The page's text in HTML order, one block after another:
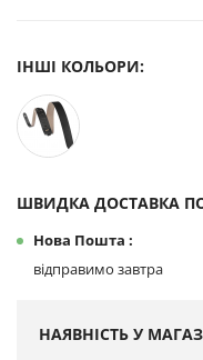
ШВИДКА ДОСТАВКА ПО
Нова Пошта :
відправимо завтра
ІНШІ КОЛЬОРИ:
НАЯВНІСТЬ У